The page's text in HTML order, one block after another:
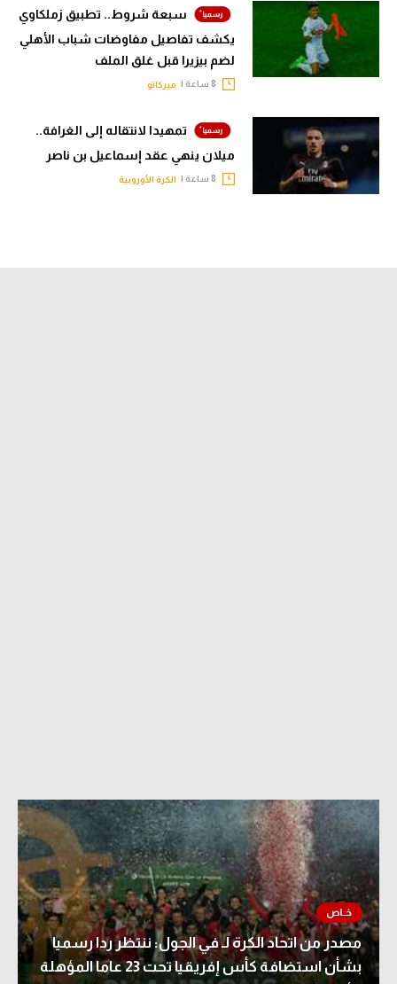
سبعة شروط.. تطبيق زملكاوي
يكشف تفاصيل مفاوضات شباب الأهلي
لضم بيزيرا قبل غلق الملف
ميركاتو
تمهيدا لانتقاله إلى الغرافة..
ميلان ينهي عقد إسماعيل بن ناصر
الكرة الأوروبية
مصدر من اتحاد الكرة لـ في الجول: ننتظر ردا رسميا
بشأن استضافة كأس إفريقيا تحت 23 عاما المؤهلة